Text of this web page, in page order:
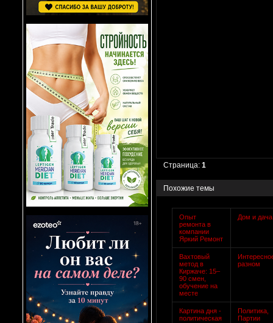
Страница:1
Похожие темы
Опыт
ремонта в
компании
Яркий Ремонт
Дом и дача
Вахтовый
метод в
Киржаче: 15–
90 смен,
обучение на
месте
разном
Картина дня -
политическая
Политика,
Партии